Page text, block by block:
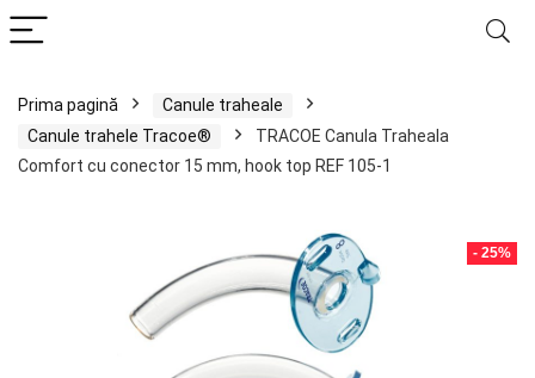
Prima pagină
Canule traheale
Canule trahele Tracoe®
TRACOE Canula Traheala
Comfort cu conector 15 mm, hook top REF 105-1
- 25%